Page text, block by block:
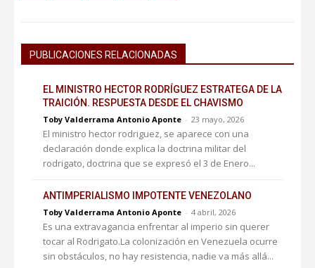
PUBLICACIONES RELACIONADAS
EL MINISTRO HECTOR RODRÍGUEZ ESTRATEGA DE LA
TRAICIÓN. RESPUESTA DESDE EL CHAVISMO
Toby Valderrama Antonio Aponte - 23 mayo, 2026
El ministro hector rodriguez, se aparece con una
declaración donde explica la doctrina militar del
rodrigato, doctrina que se expresó el 3 de Enero...
ANTIMPERIALISMO IMPOTENTE VENEZOLANO
Toby Valderrama Antonio Aponte - 4 abril, 2026
Es una extravagancia enfrentar al imperio sin querer
tocar al Rodrigato.La colonización en Venezuela ocurre
sin obstáculos, no hay resistencia, nadie va más allá...